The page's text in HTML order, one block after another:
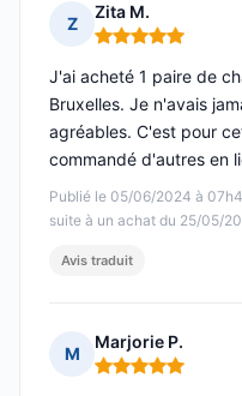
Z
Zita M.
Note : 5 sur 5
Publié le 05/06/2024 à
suite à un achat du 25/05/
J'ai acheté 1 paire de
Bruxelles. Je n'avais
agréables. C'est pour
commandé d'autres en
Avis traduit
M
Marjorie P.
Note : 5 sur 5